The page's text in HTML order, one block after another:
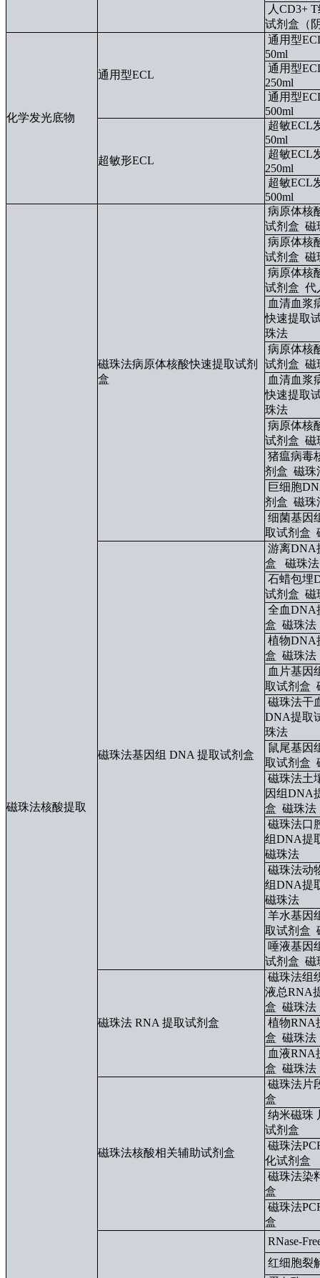
人CD3+
试剂盒（
化学发光底物
通用型ECL
通用型
50ml
通用型
250ml
通用型
500ml
超敏形ECL
超敏ECL
50ml
超敏ECL
250ml
超敏ECL
500ml
磁珠法核酸提取
磁珠法病原体核酸快速提取试剂
盒
病原体核
试剂盒 磁
病原体核
试剂盒 磁
病原体核
试剂盒 代
血清血浆
快速提取
珠法
病原体核
试剂盒 磁
血清血浆
快速提取
珠法
病原体核
试剂盒 磁
猪瘟病毒
剂盒 磁珠
巨细胞
剂盒 磁珠
细菌基因
取试剂盒
磁珠法基因组 DNA 提取试剂盒
游离DNA
盒
磁珠法
石蜡包埋
试剂盒 磁
全血DNA
盒 磁珠法
植物DNA
盒 磁珠法
血片基因
取试剂 盒
磁珠法干
DNA提取
珠法
鼠尾基因
取试剂盒
磁珠法土
因组DNA
盒 磁珠法
磁珠法口
组DNA提
磁珠法
磁珠法动
组DNA提
磁珠法
羊水基因
取试剂盒
唾液基因
试剂盒 磁
磁珠法 RNA 提取试剂盒
磁珠法组
液总RNA
盒 磁珠法
植物RNA
盒 磁珠法
血液RNA
盒 磁珠法
磁珠法核酸相关辅助试剂盒
磁珠法片
盒
纳米磁珠
试剂盒
磁珠法
化试剂盒
磁珠法染
盒
磁珠法
盒
RNase-
红细胞裂